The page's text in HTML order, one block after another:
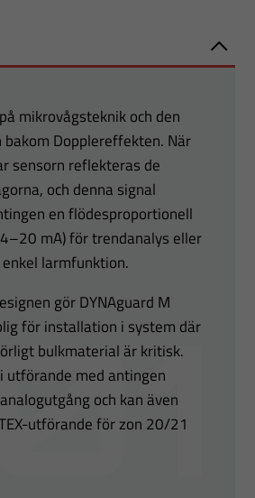
mikrovågsteknik och den
Dopplereffekten. När
sensorn reflekteras de
och denna signal
en flödesproportionell
mA) för trendanalys eller
larmfunktion.
gör DYNAguard M
för installation i system där
bulkmaterial är kritisk.
utförande med antingen
och kan även
utförande för zon 20/21